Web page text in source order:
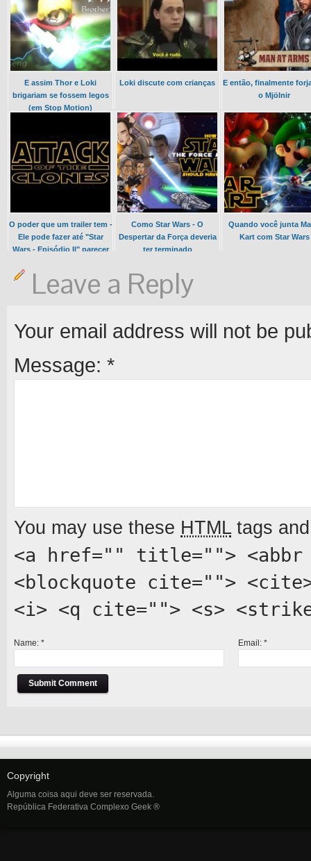
E assim Thor e Loki
brigariam se fossem legos
(em Stop Motion)
Loki discute com crianças
E então, finalmente
o Mjölnir
O poder que um trailer tem -
Ele pode fazer até "Star
Wars - Episódio II" parecer
Como Star Wars - O
Despertar da Força deveria
ter terminado
Quando você junta
Kart com Star Wars
Leave a Reply
Your email address will not be
Message: *
You may use these HTMLtags
<a href="" title="">
<blockquote cite="">
<i> <q cite=""> <s>
Name: * Email:*
Copyright
Alguma coisa aqui deve ser reservada.
República Federativa Complexo Geek ®